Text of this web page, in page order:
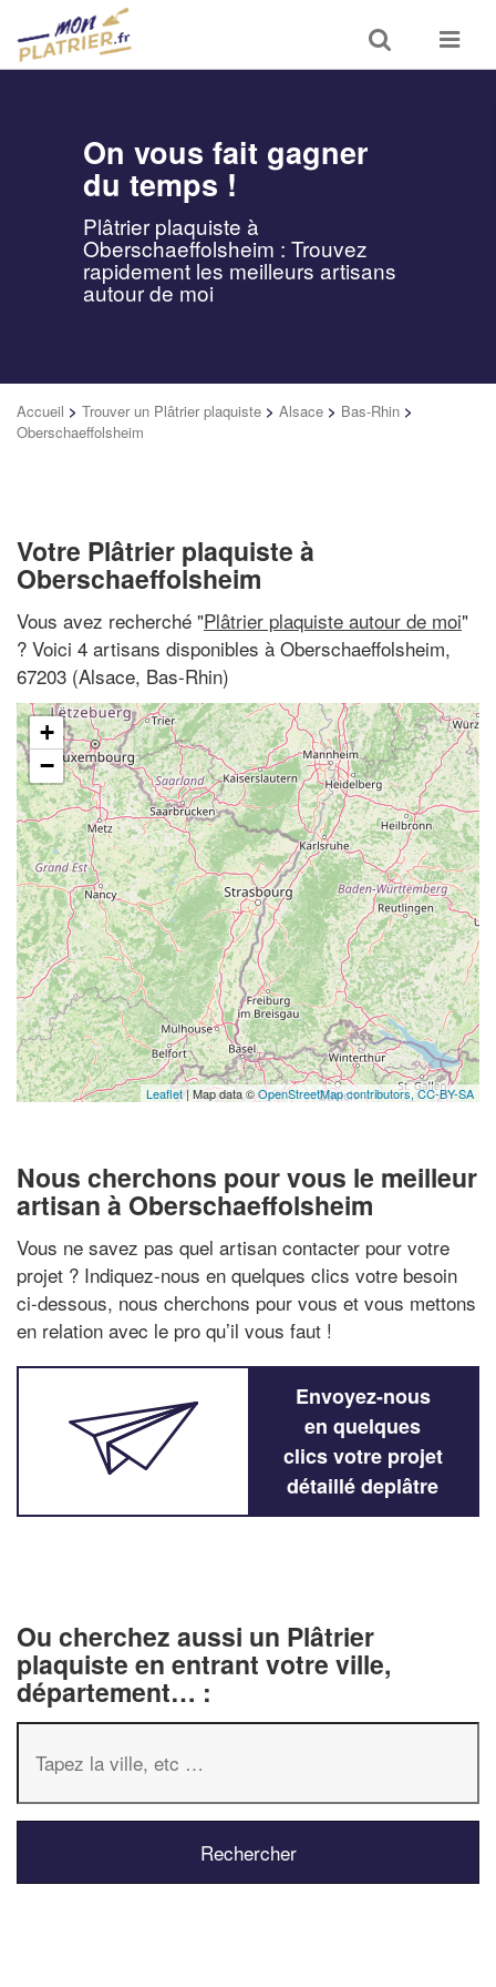
Toggle
search
Toggle
On vous fait gagner
du temps !
Plâtrier plaquiste à
Oberschaeffolsheim : Trouvez
rapidement les meilleurs artisans
autour de moi
Accueil > Trouver un Plâtrier plaquiste > Alsace > Bas-Rhin >
Oberschaeffolsheim
Votre Plâtrier plaquiste à
Oberschaeffolsheim
Vous avez recherché "Plâtrier plaquiste autour de moi"
? Voici 4 artisans disponibles à Oberschaeffolsheim,
67203 (Alsace, Bas-Rhin)
+
−
Leaflet | Map data ©OpenStreetMap contributors,CC-BY-SA
Nous cherchons pour vous le meilleur
artisan à Oberschaeffolsheim
Vous ne savez pas quel artisan contacter pour votre
projet ? Indiquez-nous en quelques clics votre besoin
ci-dessous, nous cherchons pour vous et vous mettons
en relation avec le pro qu’il vous faut !
Envoyez-nous
en quelques
clics votre projet
détaillé deplâtre
Ou cherchez aussi un Plâtrier
plaquiste en entrant votre ville,
département… :